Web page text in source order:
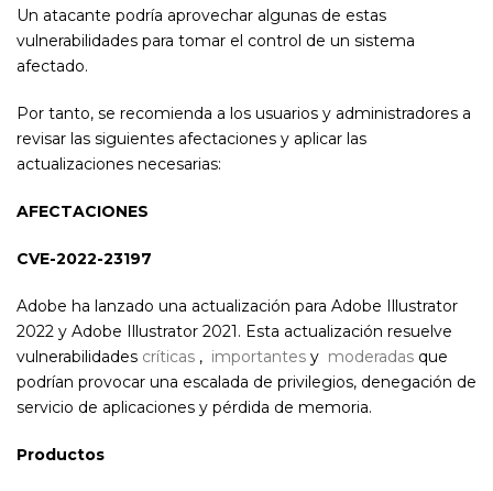
Un atacante podría aprovechar algunas de estas
vulnerabilidades para tomar el control de un sistema
afectado.
Por tanto, se recomienda a los usuarios y administradores a
revisar las siguientes afectaciones y aplicar las
actualizaciones necesarias:
AFECTACIONES
CVE-2022-23197
Adobe ha lanzado una actualización para Adobe Illustrator
2022 y Adobe Illustrator 2021. Esta actualización resuelve
vulnerabilidades críticas , importantes y moderadas que
podrían provocar una escalada de privilegios, denegación de
servicio de aplicaciones y pérdida de memoria.
Productos